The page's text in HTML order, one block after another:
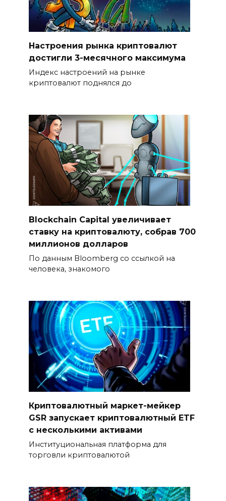
Настроения рынка криптовалют
достигли 3-месячного максимума
Индекс настроений на рынке
криптовалют поднялся до
Blockchain Capital увеличивает
ставку на криптовалюту, собрав 700
миллионов долларов
По данным Bloomberg со ссылкой на
человека, знакомого
Криптовалютный маркет-мейкер
GSR запускает криптовалютный ETF
с несколькими активами
Институциональная платформа для
торговли криптовалютой